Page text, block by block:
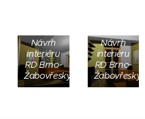
Návrh
interiéru
RD Brno-
Žabovřesky
Návrh
interiéru
RD Brno-
Žabovřesky